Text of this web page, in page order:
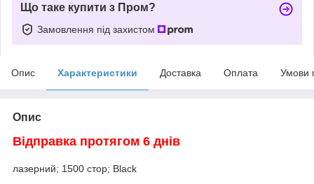
Що таке купити з Пром?
Замовлення під захистом
Опис Характеристики Доставка Оплата Умови
Опис
Відправка протягом 6 днів
лазерний; 1500 стор; Black